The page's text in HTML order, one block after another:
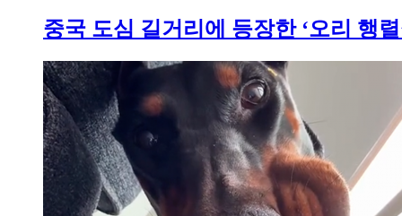
중국 도심 길거리에 등장한 ‘오리 행